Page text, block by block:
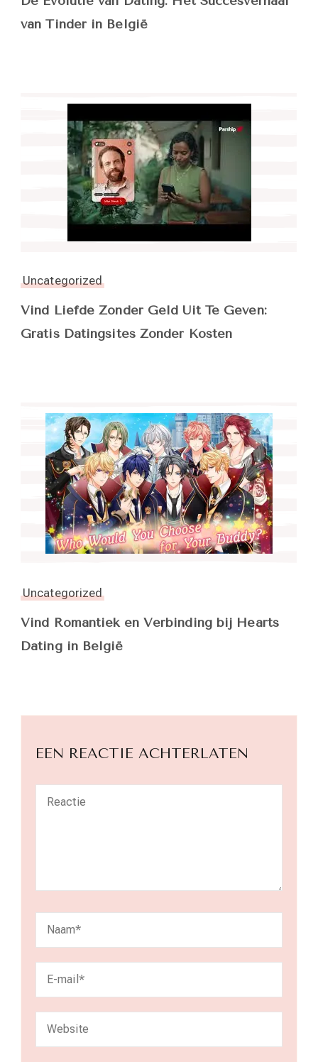
van Tinder in België
Uncategorized
Vind Liefde Zonder Geld Uit Te Geven:
Gratis Datingsites Zonder Kosten
Uncategorized
Vind Romantiek en Verbinding bij Hearts
Dating in België
EEN REACTIE ACHTERLATEN